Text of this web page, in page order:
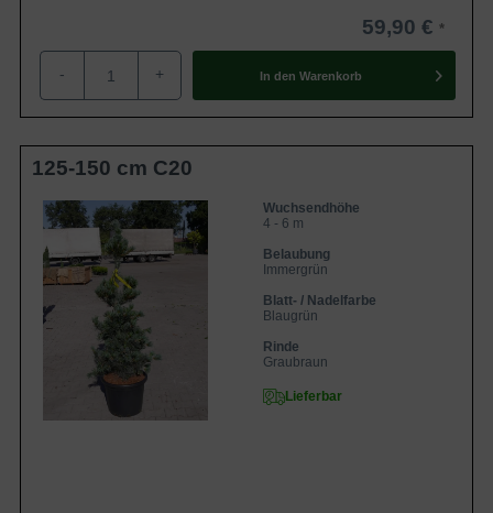
59,90 €
- + In den Warenkorb
125-150 cm C20
Wuchsendhöhe
4 - 6 m
Belaubung
Immergrün
Blatt- / Nadelfarbe
Blaugrün
Rinde
Graubraun
Lieferbar